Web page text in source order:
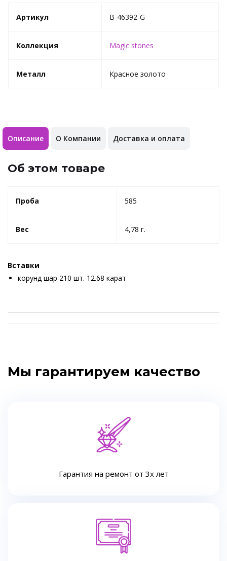
Артикул B-46392-G
Коллекция Magic stones
Металл Красное золото
Описание О Компании Доставка и оплата
Об этом товаре
Проба 585
Вес 4,78 г.
Вставки
корунд шар 210 шт. 12.68 карат
Мы гарантируем качество
Гарантия на ремонт от 3х лет